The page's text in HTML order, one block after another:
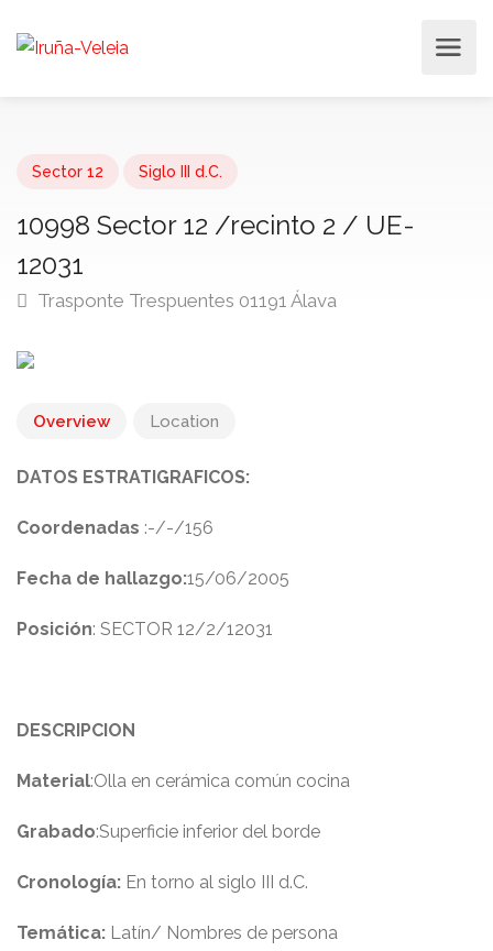
Sector 12 Siglo III d.C.
10998 Sector 12 /recinto 2 / UE-
12031
Trasponte Trespuentes 01191 Álava
Overview Location
DATOS ESTRATIGRAFICOS:
Coordenadas :-/-/156
Fecha de hallazgo:15/06/2005
Posición: SECTOR 12/2/12031
DESCRIPCION
Material:Olla en cerámica común cocina
Grabado:Superficie inferior del borde
Cronología: En torno al siglo III d.C.
Temática: Latín/ Nombres de persona